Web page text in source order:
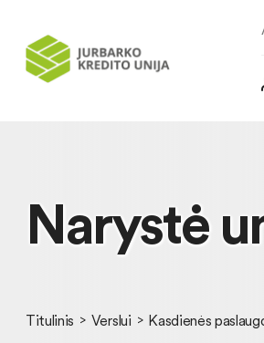
Narystė
Titulinis Verslui Kasdienės